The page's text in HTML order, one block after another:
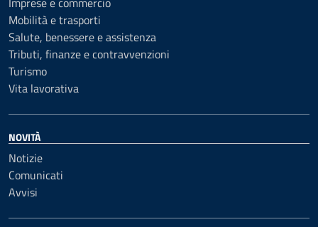
Mobilità e trasporti
Salute, benessere e assistenza
Tributi, finanze e contravvenzioni
Turismo
Vita lavorativa
NOVITÀ
Notizie
Comunicati
Avvisi